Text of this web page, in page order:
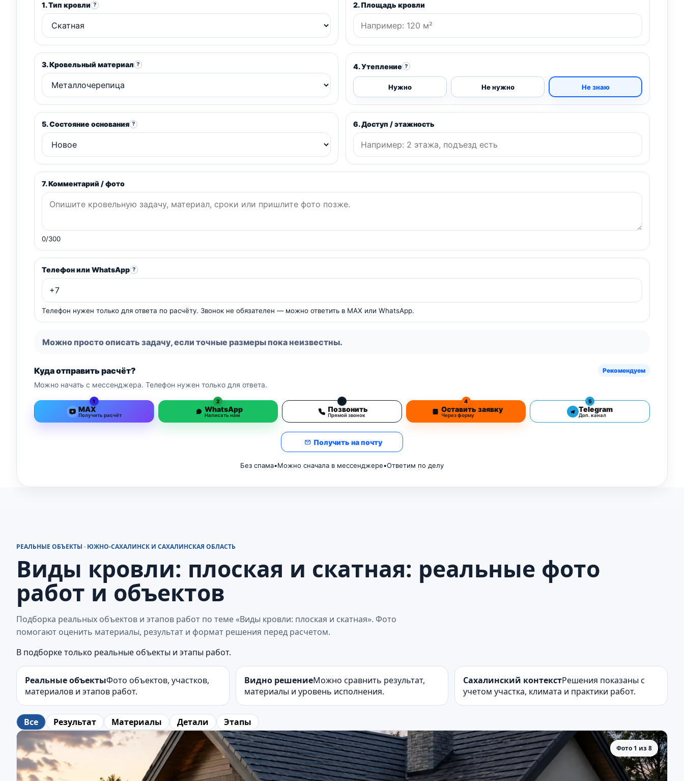
1. Тип кровли ? 2. Площадь кровли
3. Кровельный материал ? 4. Утепление ?
Нужно Не нужно Не знаю
5. Состояние основания ? 6. Доступ / этажность
7. Комментарий / фото
0/300
Телефон или WhatsApp ?
Телефон нужен только для ответа по расчёту. Звонок не обязателен — можно ответить в MAX или WhatsApp.
Можно просто описать задачу, если точные размеры пока неизвестны.
Куда отправить расчёт? Рекомендуем
Можно начать с мессенджера. Телефон нужен только для ответа.
1
MAX
Получить расчёт
2
WhatsApp
Написать нам
3
Позвонить
Прямой звонок
4
Оставить заявку
Через форму
5
Telegram
Доп. канал
Получить на почту
Без спама•Можно сначала в мессенджере•Ответим по делу
РЕАЛЬНЫЕ ОБЪЕКТЫ · ЮЖНО-САХАЛИНСК И САХАЛИНСКАЯ ОБЛАСТЬ
Виды кровли: плоская и скатная: реальные фото
работ и объектов
Подборка реальных объектов и этапов работ по теме «Виды кровли: плоская и скатная». Фото
помогают оценить материалы, результат и формат решения перед расчетом.
В подборке только реальные объекты и этапы работ.
Реальные объектыФото объектов, участков,
материалов и этапов работ.
Видно решениеМожно сравнить результат,
материалы и уровень исполнения.
Сахалинский контекстРешения показаны с
учетом участка, климата и практики работ.
Все Результат Материалы Детали Этапы
Фото 1 из 8